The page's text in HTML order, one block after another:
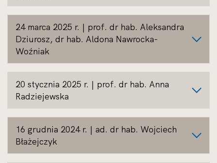
24 marca 2025 r. | prof. dr hab. Aleksandra
Dziurosz, dr hab. Aldona Nawrocka-
Woźniak
20 stycznia 2025 r. | prof. dr hab. Anna
Radziejewska
16 grudnia 2024 r. | ad. dr hab. Wojciech
Błażejczyk